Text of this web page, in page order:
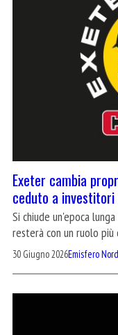
Exeter cambia
ceduto a
Si chiude un'epoca
resterà con un ruolo
30 Giugno 2026Emisfero Nord